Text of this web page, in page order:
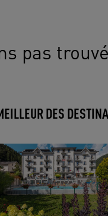
pas
DES